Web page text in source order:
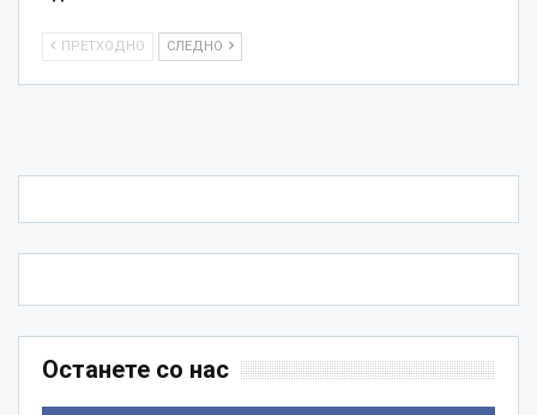
ПРЕТХОДНО СЛЕДНО
Останете со нас